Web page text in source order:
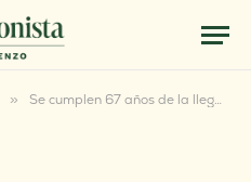
» Se cumplen 67 años de la llegada del primer avión Douglas DC-4 del Ejército del Aire